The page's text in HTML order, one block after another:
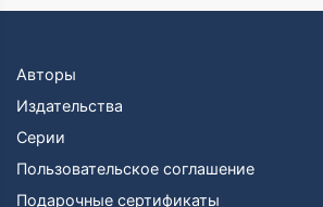
Авторы
Издательства
Серии
Пользовательское соглашение
Подарочные сертификаты